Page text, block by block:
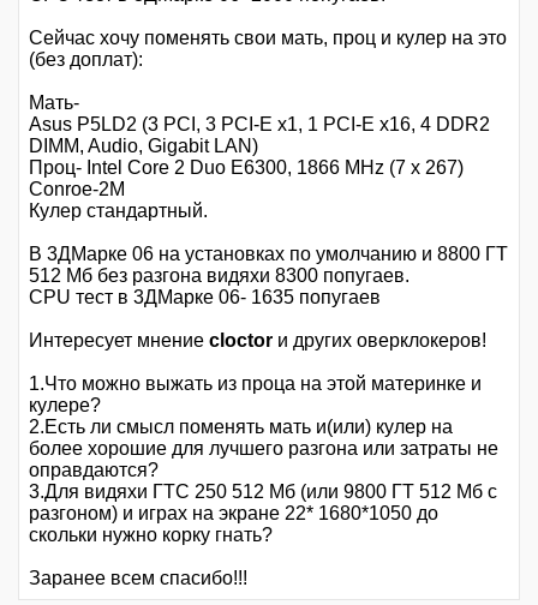
Сейчас хочу поменять свои мать, проц и кулер на это
(без доплат):
Мать-
Asus P5LD2 (3 PCI, 3 PCI-E x1, 1 PCI-E x16, 4 DDR2
DIMM, Audio, Gigabit LAN)
Проц- Intel Core 2 Duo E6300, 1866 MHz (7 x 267)
Conroe-2M
Кулер стандартный.
В 3ДМарке 06 на установках по умолчанию и 8800 ГТ
512 Мб без разгона видяхи 8300 попугаев.
CPU тест в 3ДМарке 06- 1635 попугаев
Интересует мнение cloctor и других оверклокеров!
1.Что можно выжать из проца на этой материнке и
кулере?
2.Есть ли смысл поменять мать и(или) кулер на
более хорошие для лучшего разгона или затраты не
оправдаются?
3.Для видяхи ГТС 250 512 Мб (или 9800 ГТ 512 Мб с
разгоном) и играх на экране 22* 1680*1050 до
скольки нужно корку гнать?
Заранее всем спасибо!!!